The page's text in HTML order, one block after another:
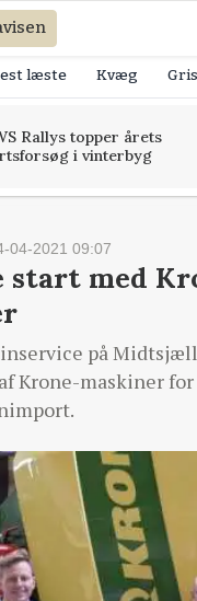
læste Kvæg
Rallys topper årets
i vinterbyg
04-2021 09:07
start med
på
Krone-maskiner